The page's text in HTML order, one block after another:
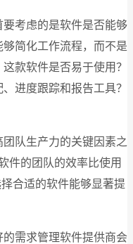
考虑的是软件是否能够
简化工作流程，而不是
款软件是否易于使用？
进度跟踪和报告工具？
队生产力的关键因素之
件的团队的效率比使用
合适的软件能够显著提
需求管理软件提供商会